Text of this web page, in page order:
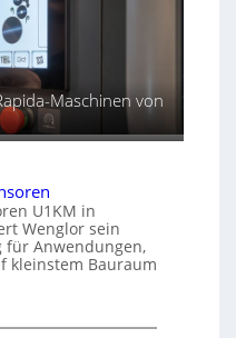
Maschinen von
U1KM in
Wenglor sein
für Anwendungen,
kleinstem Bauraum